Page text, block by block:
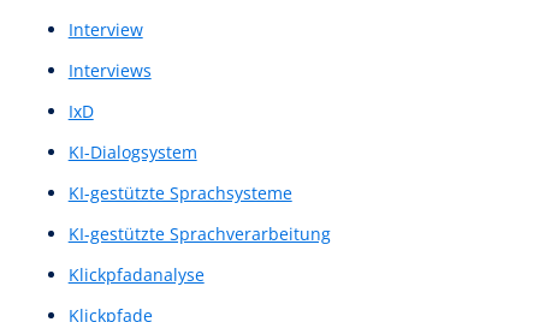
Homepage
Homepage Design
Homepage Gestalltung
Homepagegestalltung
Homepages
Hompage-Design
IA